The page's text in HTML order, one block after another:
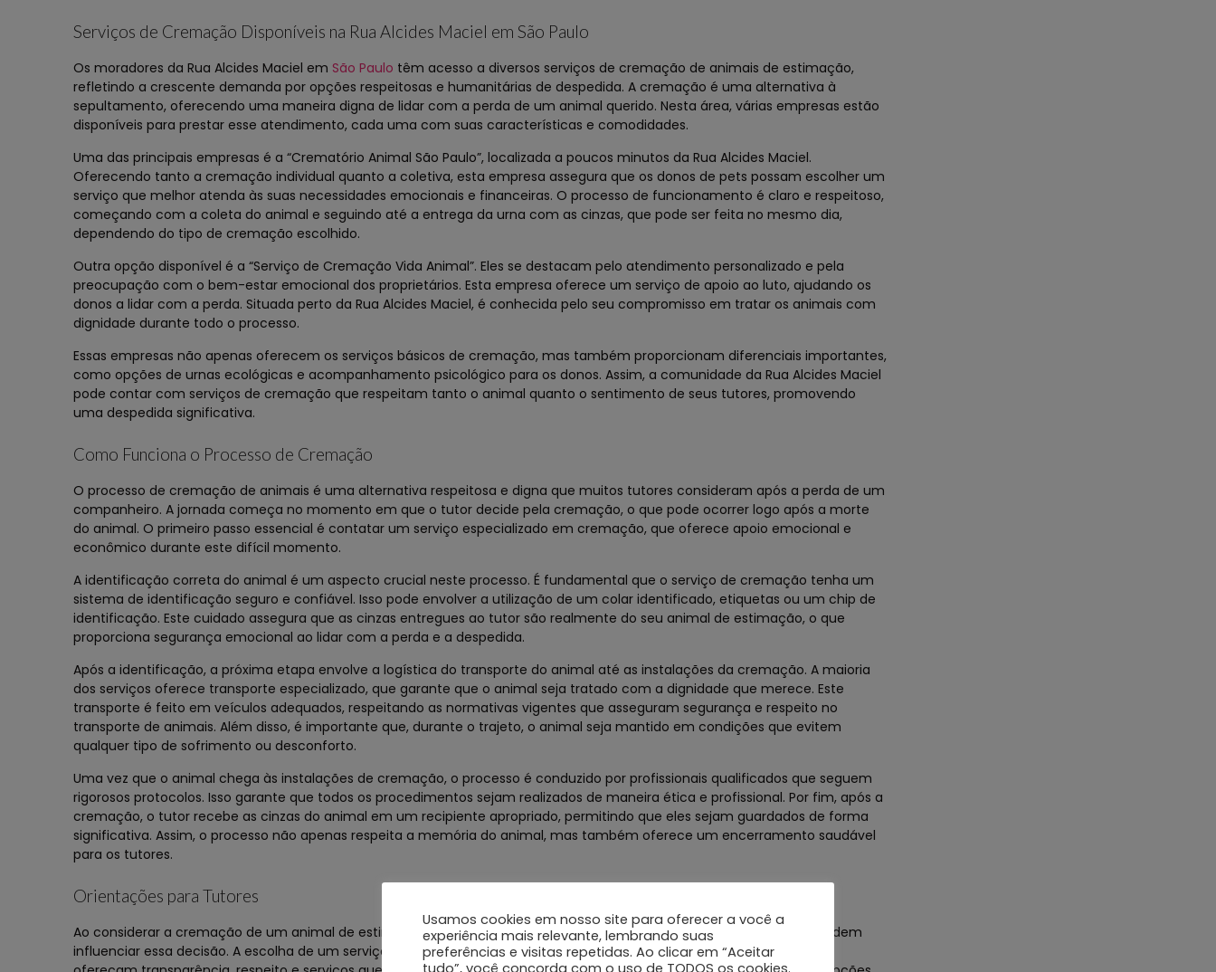
Serviços de Cremação Disponíveis na Rua Alcides Maciel em São Paulo
Os moradores da Rua Alcides Maciel em São Paulo têm acesso a diversos serviços de cremação de animais de estimação,
refletindo a crescente demanda por opções respeitosas e humanitárias de despedida. A cremação é uma alternativa à
sepultamento, oferecendo uma maneira digna de lidar com a perda de um animal querido. Nesta área, várias empresas estão
disponíveis para prestar esse atendimento, cada uma com suas características e comodidades.
Uma das principais empresas é a “Crematório Animal São Paulo”, localizada a poucos minutos da Rua Alcides Maciel.
Oferecendo tanto a cremação individual quanto a coletiva, esta empresa assegura que os donos de pets possam escolher um
serviço que melhor atenda às suas necessidades emocionais e financeiras. O processo de funcionamento é claro e respeitoso,
começando com a coleta do animal e seguindo até a entrega da urna com as cinzas, que pode ser feita no mesmo dia,
dependendo do tipo de cremação escolhido.
Outra opção disponível é a “Serviço de Cremação Vida Animal”. Eles se destacam pelo atendimento personalizado e pela
preocupação com o bem-estar emocional dos proprietários. Esta empresa oferece um serviço de apoio ao luto, ajudando os
donos a lidar com a perda. Situada perto da Rua Alcides Maciel, é conhecida pelo seu compromisso em tratar os animais com
dignidade durante todo o processo.
Essas empresas não apenas oferecem os serviços básicos de cremação, mas também proporcionam diferenciais importantes,
como opções de urnas ecológicas e acompanhamento psicológico para os donos. Assim, a comunidade da Rua Alcides Maciel
pode contar com serviços de cremação que respeitam tanto o animal quanto o sentimento de seus tutores, promovendo
uma despedida significativa.
Como Funciona o Processo de Cremação
O processo de cremação de animais é uma alternativa respeitosa e digna que muitos tutores consideram após a perda de um
companheiro. A jornada começa no momento em que o tutor decide pela cremação, o que pode ocorrer logo após a morte
do animal. O primeiro passo essencial é contatar um serviço especializado em cremação, que oferece apoio emocional e
econômico durante este difícil momento.
A identificação correta do animal é um aspecto crucial neste processo. É fundamental que o serviço de cremação tenha um
sistema de identificação seguro e confiável. Isso pode envolver a utilização de um colar identificado, etiquetas ou um chip de
identificação. Este cuidado assegura que as cinzas entregues ao tutor são realmente do seu animal de estimação, o que
proporciona segurança emocional ao lidar com a perda e a despedida.
Após a identificação, a próxima etapa envolve a logística do transporte do animal até as instalações da cremação. A maioria
dos serviços oferece transporte especializado, que garante que o animal seja tratado com a dignidade que merece. Este
transporte é feito em veículos adequados, respeitando as normativas vigentes que asseguram segurança e respeito no
transporte de animais. Além disso, é importante que, durante o trajeto, o animal seja mantido em condições que evitem
qualquer tipo de sofrimento ou desconforto.
Uma vez que o animal chega às instalações de cremação, o processo é conduzido por profissionais qualificados que seguem
rigorosos protocolos. Isso garante que todos os procedimentos sejam realizados de maneira ética e profissional. Por fim, após a
cremação, o tutor recebe as cinzas do animal em um recipiente apropriado, permitindo que eles sejam guardados de forma
significativa. Assim, o processo não apenas respeita a memória do animal, mas também oferece um encerramento saudável
para os tutores.
Orientações para Tutores
Ao considerar a cremação de um animal de estimação, é fundamental que os tutores avaliem diversos fatores que podem
influenciar essa decisão. A escolha de um serviço de cremação deve ser feita com cuidado, buscando empresas que
Usamos cookies em nosso site para oferecer a você a
experiência mais relevante, lembrando suas
preferências e visitas repetidas. Ao clicar em “Aceitar
tudo”, você concorda com o uso de TODOS os cookies.